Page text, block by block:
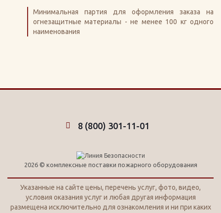
Минимальная партия для оформления заказа на
огнезащитные материалы - не менее 100 кг одного
наименования
8 (800) 301-11-01
2026 © комплексные поставки пожарного оборудования
Указанные на сайте цены, перечень услуг, фото, видео,
условия оказания услуг и любая другая информация
размещена исключительно для ознакомления и ни при каких